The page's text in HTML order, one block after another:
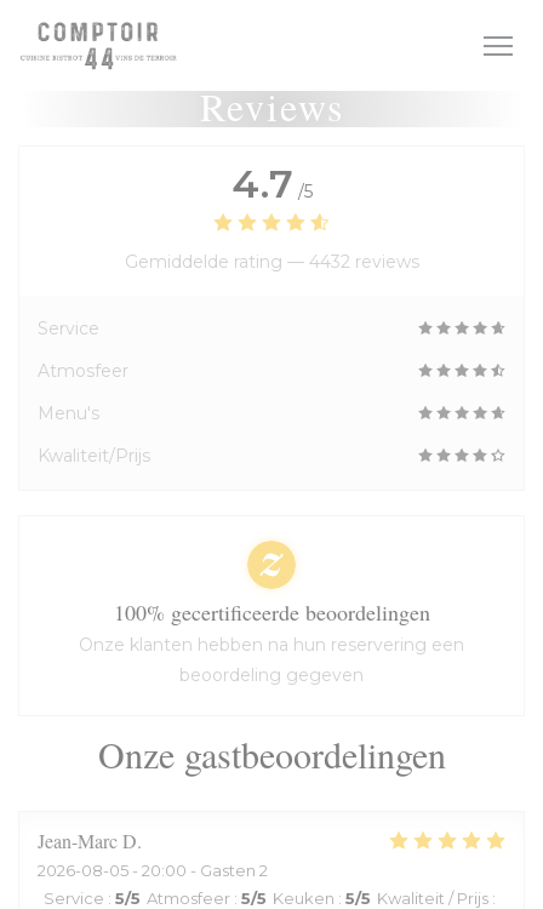
Cookies beheer paneel
Reviews
Onze gastbeoordelingen
Jean-MarcD
2026-08-05 - 20:00 - Gasten 2
Service : 5/5 Atmosfeer : 5/5 Keuken : 5/5 Kwaliteit / Prijs :
4.7 /5
Gemiddelde rating — 4432 reviews
Service
Atmosfeer
Menu's
Kwaliteit/Prijs
100% gecertificeerde beoordelingen
Onze klanten hebben na hun reservering een
beoordeling gegeven